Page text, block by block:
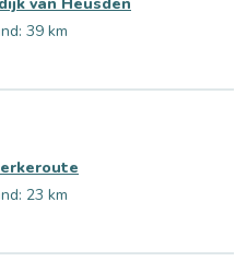
van Heusden
39 km
23 km